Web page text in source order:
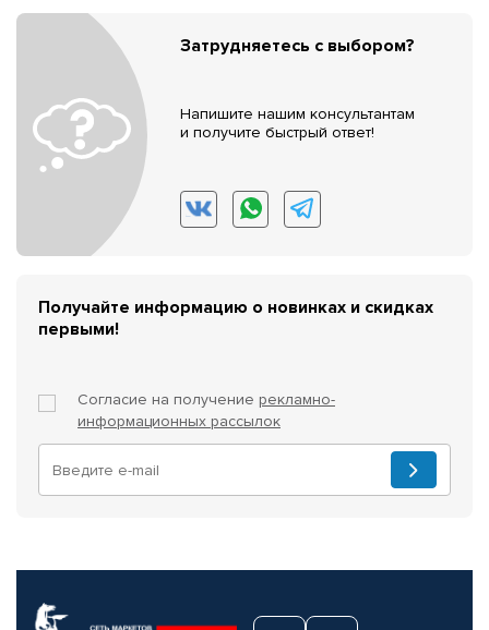
Затрудняетесь с выбором?
Напишите нашим консультантам
и получите быстрый ответ!
Получайте информацию о новинках и скидках
первыми!
Согласие на получение рекламно-
информационных рассылок